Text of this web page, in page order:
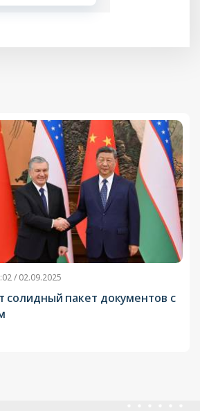
/ 02.09.2025
солидный пакет документов c